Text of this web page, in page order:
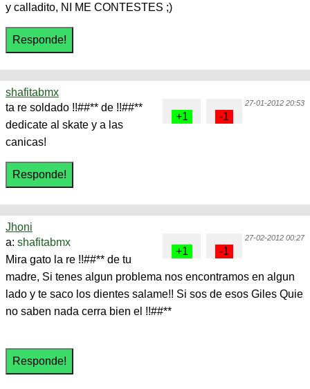
y calladito, NI ME CONTESTES ;)
shafitabmx
27-01-2012 20:53
ta re soldado !!##** de !!##**
dedicate al skate y a las
canicas!
Jhoni
27-02-2012 00:27
a: shafitabmx
Mira gato la re !!##** de tu
madre, Si tenes algun problema nos encontramos en algun
lado y te saco los dientes salame!! Si sos de esos Giles Quie
no saben nada cerra bien el !!##**